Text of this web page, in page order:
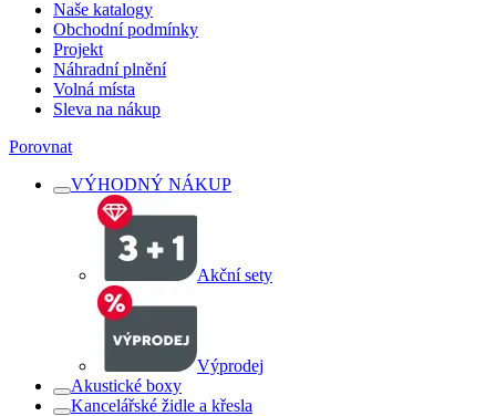
Naše katalogy
Obchodní podmínky
Projekt
Náhradní plnění
Volná místa
Sleva na nákup
Porovnat
VÝHODNÝ NÁKUP
Akční sety
Výprodej
Akustické boxy
Kancelářské židle a křesla